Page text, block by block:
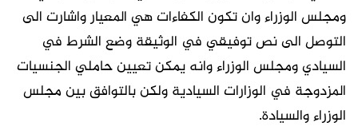
ومجلس الوزراء وان تكون الكفاءات هي المعيار واشارت الى
التوصل الى نص توفيقي في الوثيقة وضع الشرط في
السيادي ومجلس الوزراء وانه يمكن تعيين حاملي الجنسيات
المزدوجة في الوزارات السيادية ولكن بالتوافق بين مجلس
الوزراء والسيادة.